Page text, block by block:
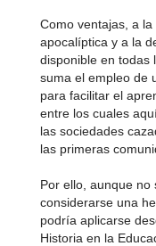
Como ventajas, a
apocalíptica y a la
disponible en todas
suma el empleo de
para facilitar el
entre los cuales
las sociedades
las primeras
Por ello, aunque no
considerarse una
podría aplicarse
Historia en la